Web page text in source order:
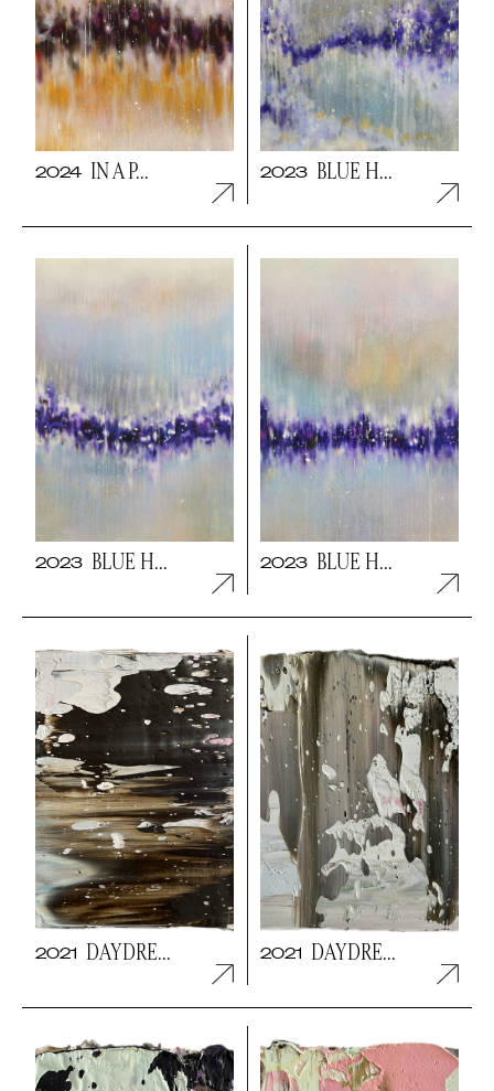
2024 IN A P... 2023 BLUE H...
2023 BLUE H... 2023 BLUE H...
2021 DAYDRE... 2021 DAYDRE...